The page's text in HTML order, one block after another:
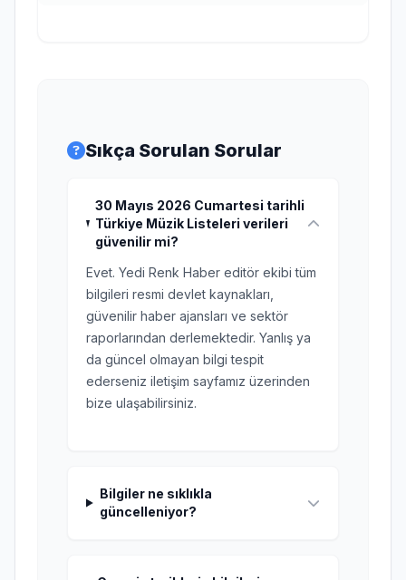
Sıkça Sorulan Sorular
30 Mayıs 2026 Cumartesi tarihli
Türkiye Müzik Listeleri verileri
güvenilir mi?
Evet. Yedi Renk Haber editör ekibi tüm
bilgileri resmi devlet kaynakları,
güvenilir haber ajansları ve sektör
raporlarından derlemektedir. Yanlış ya
da güncel olmayan bilgi tespit
ederseniz iletişim sayfamız üzerinden
bize ulaşabilirsiniz.
Bilgiler ne sıklıkla
güncelleniyor?